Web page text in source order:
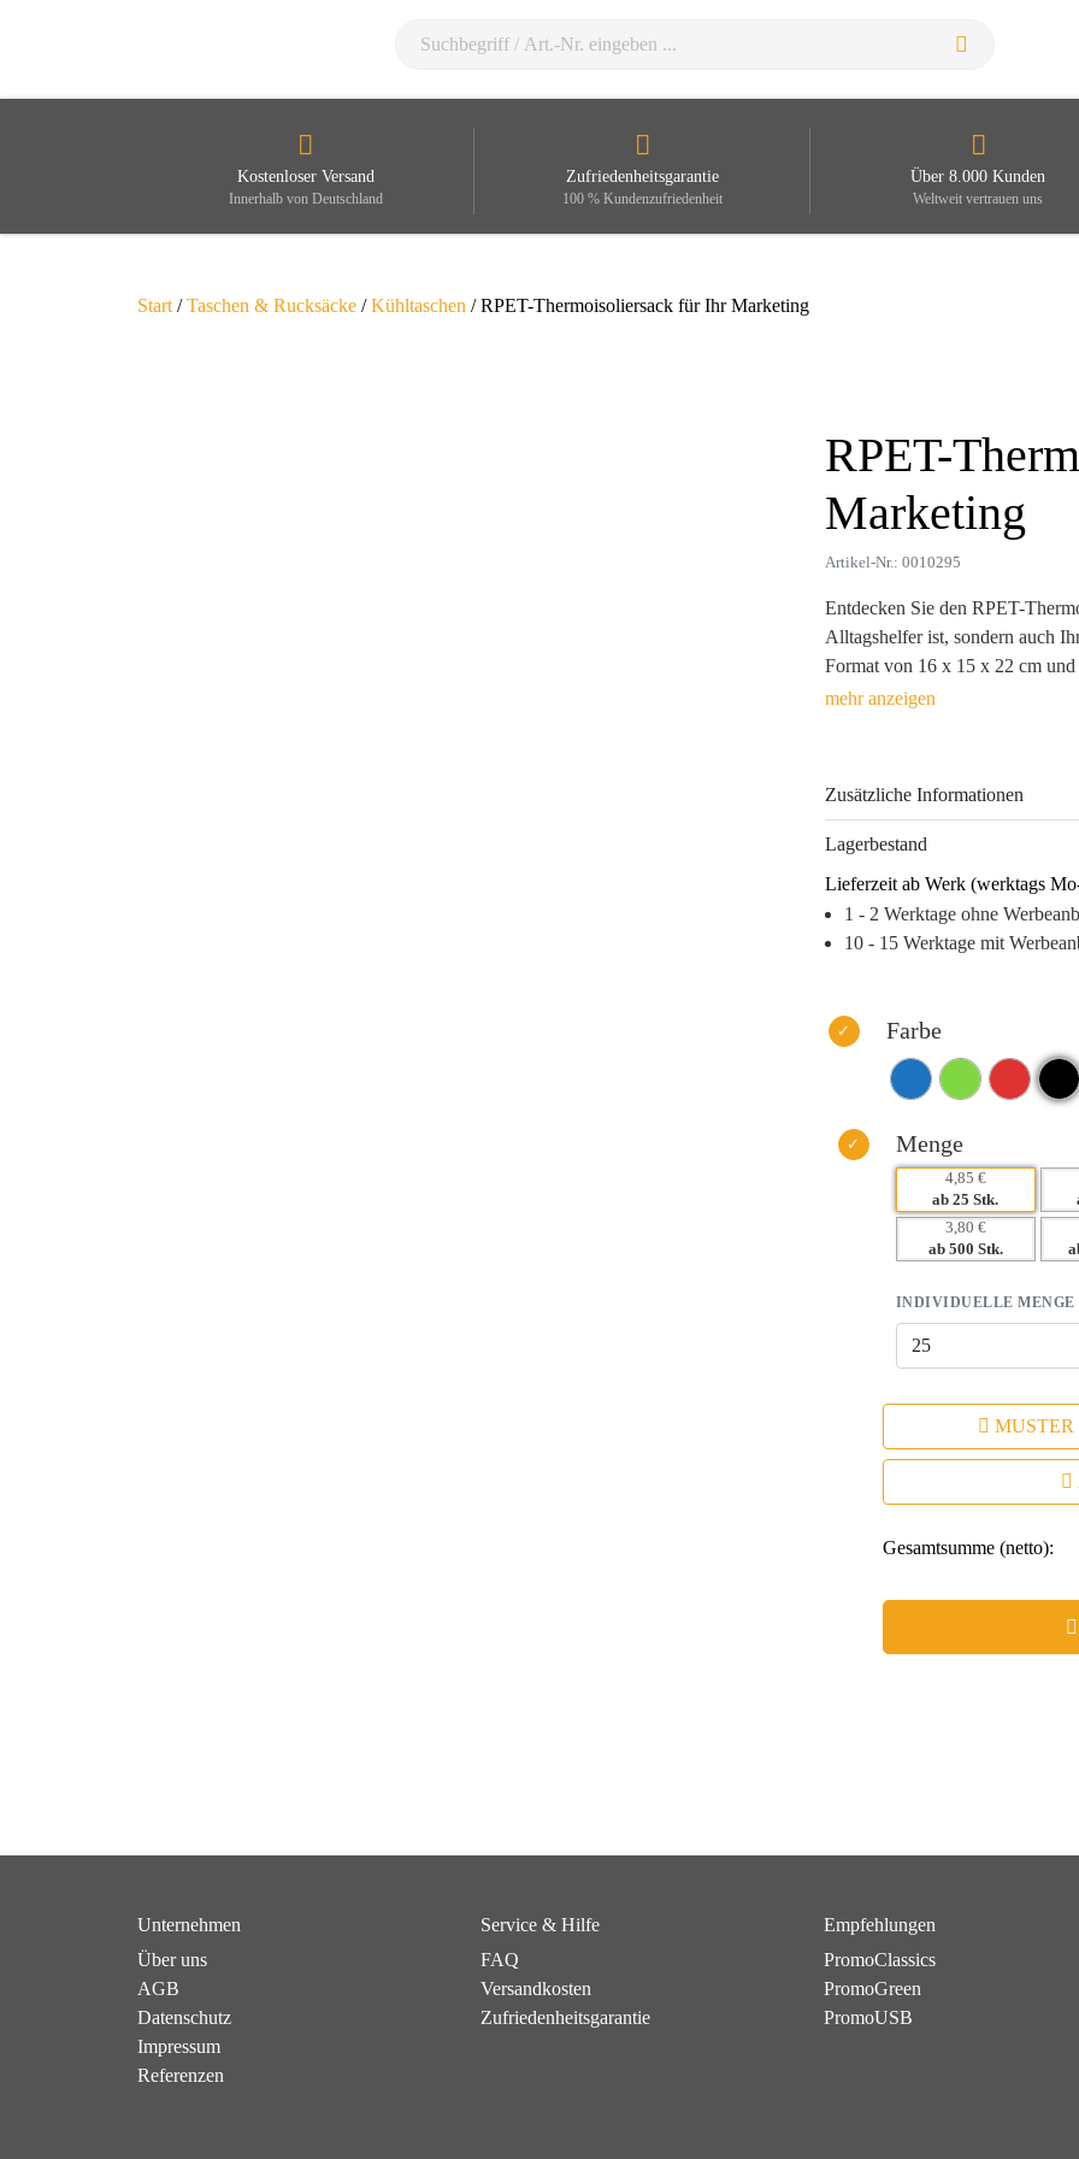
Kostenloser Versand
Innerhalb von Deutschland
Zufriedenheitsgarantie
100 % Kundenzufriedenheit
Über 8.000 Kunden
Weltweit vertrauen uns
Start /Taschen & Rucksäcke /Kühltaschen / RPET-Thermoisoliersack für Ihr Marketing
RPET-
Marketing
Artikel-Nr.: 0010295
Entdecken Sie den RPET-
Alltagshelfer ist, sondern auch
Format von 16 x 15 x 22 cm
umweltfreundliche Bag aus
sein und einen hohen
Produkt, das Ihrer Zielgruppe
Markenidentität langfristig
– Hohe Markenpräsenz bei jedem
– Praktische Nutzung sorgt für
– Individuelle Farbauswahl für
Zusätzliche Informationen
Lagerbestand
Lieferzeit ab Werk (werktags
1 - 2 Werktage ohne
10 - 15 Werktage mit
Farbe
Menge
4,85 €
ab 25 Stk.
3,80 €
ab 500 Stk.
INDIVIDUELLE MENGE
MUSTER
Gesamtsumme (netto):
Unternehmen
Über uns
AGB
Datenschutz
Impressum
Referenzen
Service & Hilfe
FAQ
Versandkosten
Zufriedenheitsgarantie
Empfehlungen
PromoClassics
PromoGreen
PromoUSB